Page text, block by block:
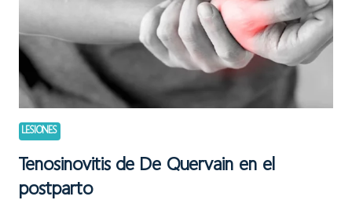
LESIONES
Tenosinovitis de De Quervain en el
postparto